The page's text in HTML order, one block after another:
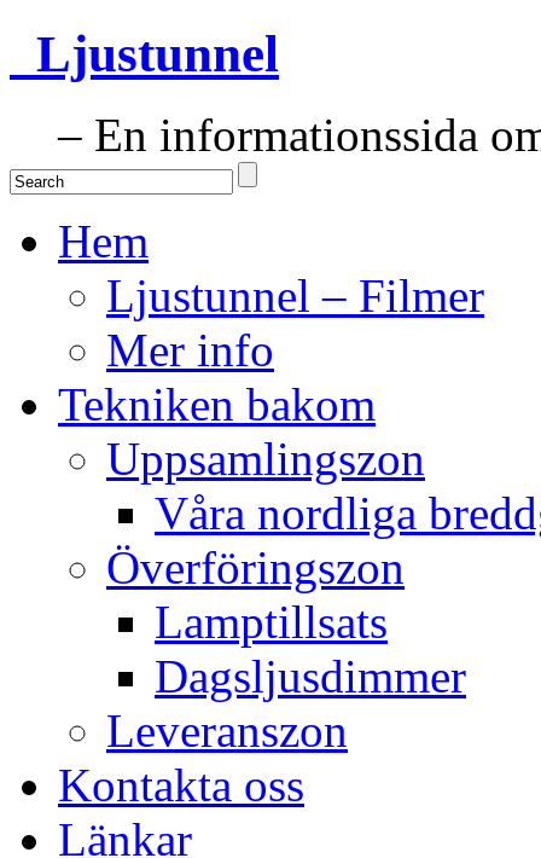
Ljustunnel
– En informationssida
Hem
Ljustunnel – Filmer
Mer info
Tekniken bakom
Uppsamlingszon
Våra nordliga
Överföringszon
Lamptillsats
Dagsljusdimmer
Leveranszon
Kontakta oss
Länkar